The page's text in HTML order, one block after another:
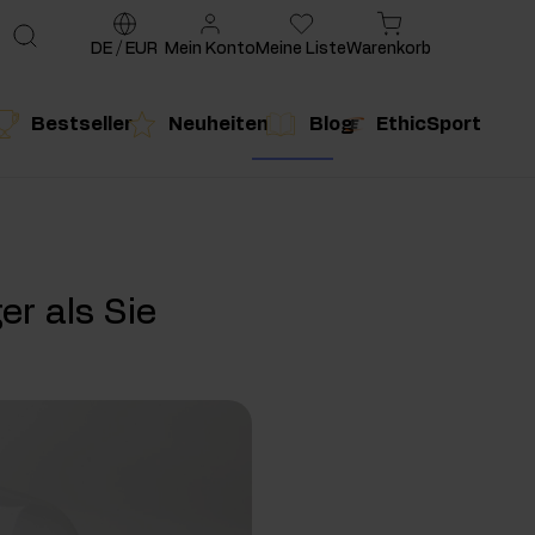
Bestseller Neuheiten Blog EthicSport
DE / EUR Mein Konto Meine ListeWarenkorb
als Sie